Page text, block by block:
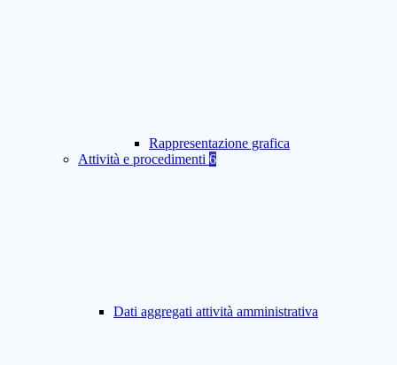
Rappresentazione grafica
Attività e procedimenti 6
Dati aggregati attività amministrativa